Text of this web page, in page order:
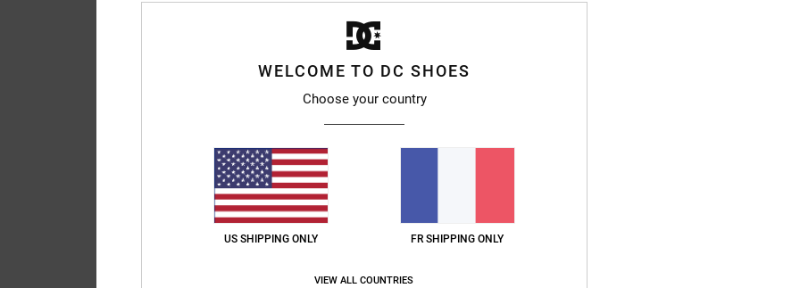
WELCOME TO DC SHOES
Choose your country
US SHIPPING ONLY FR SHIPPING ONLY
VIEW ALL COUNTRIES